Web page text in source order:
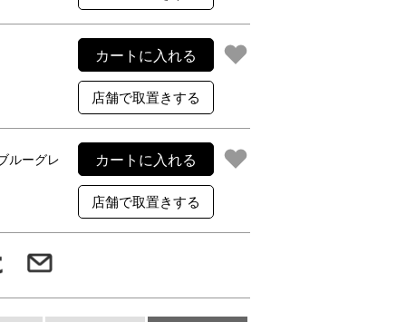
カートに入れる
ルーグレ カートに入れる